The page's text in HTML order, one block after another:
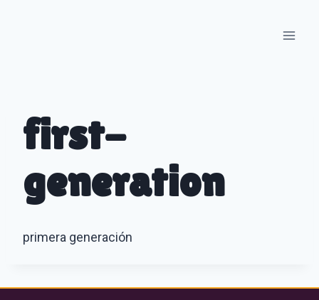
first-
generation
primera generación